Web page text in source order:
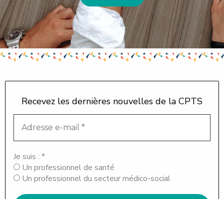
Recevez les dernières nouvelles de la CPTS
Je suis : *
Un professionnel de santé
Un professionnel du secteur médico-social